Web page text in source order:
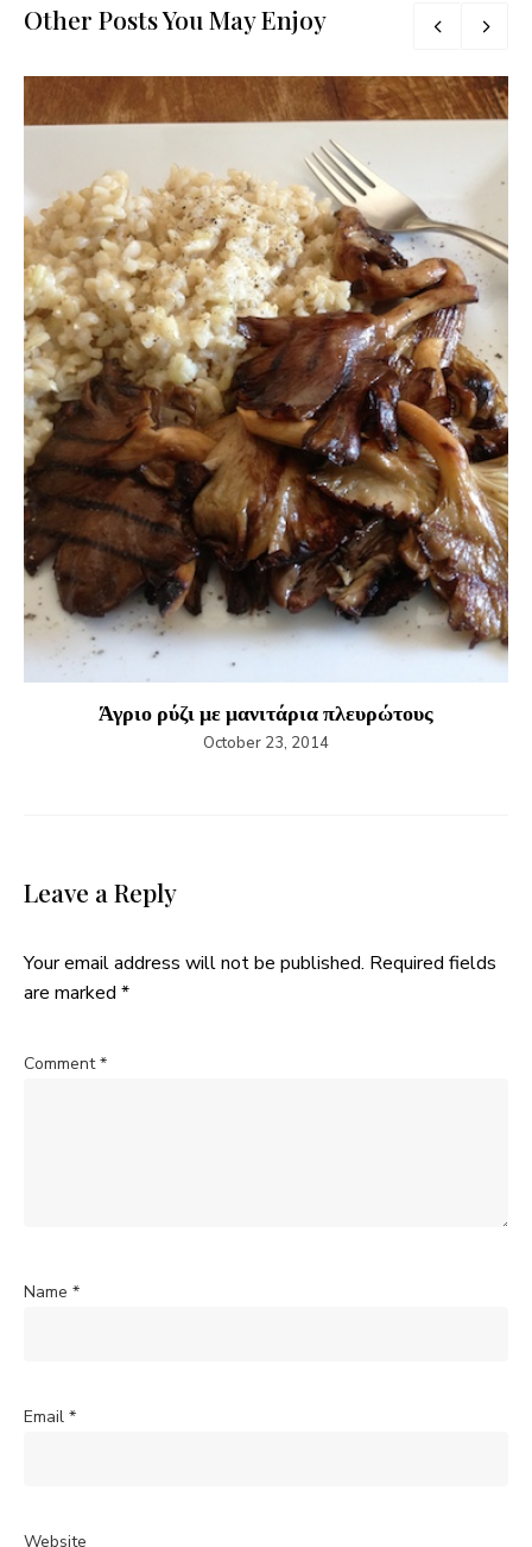
Other Posts You May Enjoy
Άγριο ρύζι με μανιτάρια πλευρώτους
October 23, 2014
Leave a Reply
Your email address will not be published. Required fields
are marked *
Comment*
Name *
Email *
Website